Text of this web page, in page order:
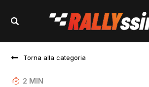
Torna alla categoria
2 MIN